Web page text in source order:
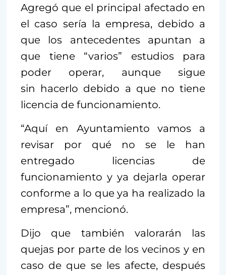
Agregó que el principal afectado en
el caso sería la empresa, debido a
que los antecedentes apuntan a
que tiene “varios” estudios para
poder operar, aunque sigue
sin hacerlo debido a que no tiene
licencia de funcionamiento.
“Aquí en Ayuntamiento vamos a
revisar por qué no se le han
entregado licencias de
funcionamiento y ya dejarla operar
conforme a lo que ya ha realizado la
empresa”, mencionó.
Dijo que también valorarán las
quejas por parte de los vecinos y en
caso de que se les afecte, después